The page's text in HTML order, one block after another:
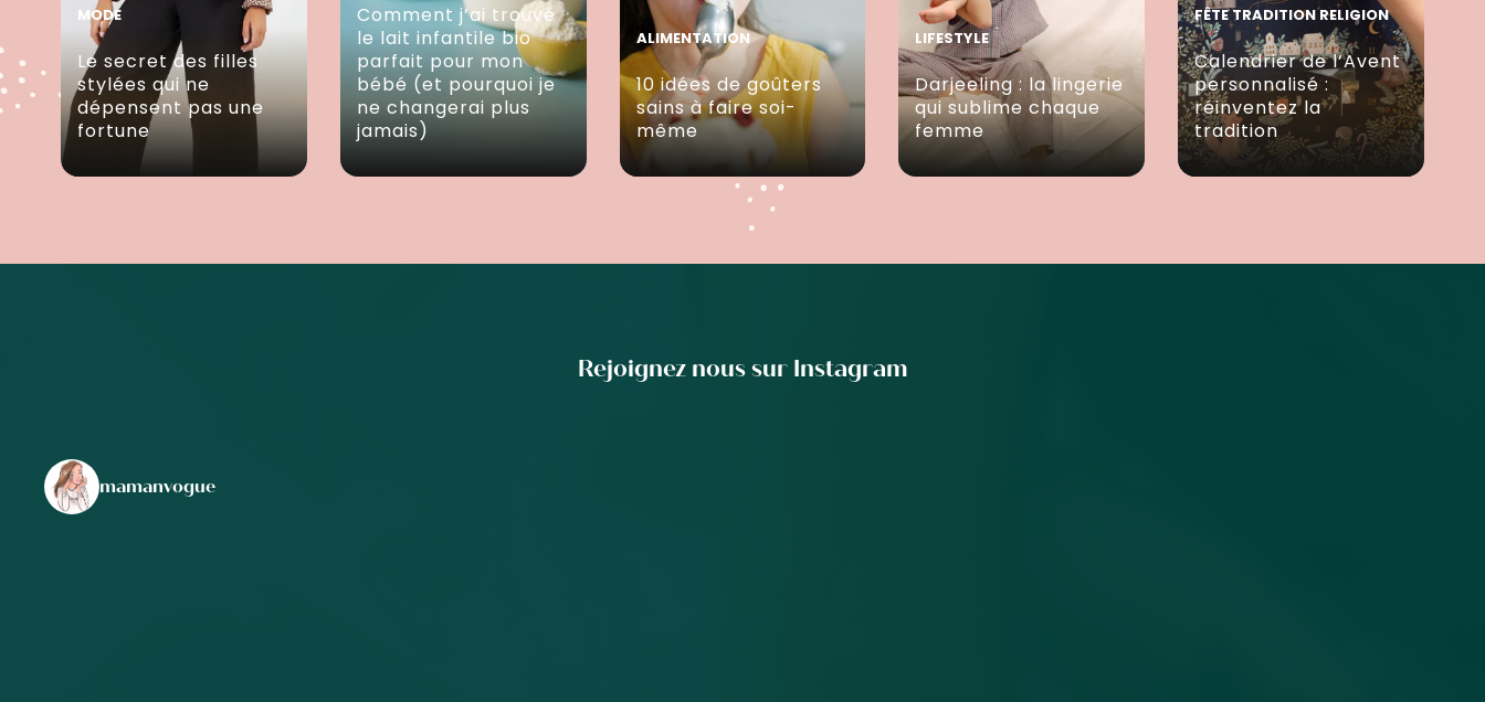
MODE
Le secret des filles
stylées qui ne
dépensent pas une
fortune
Comment j’ai trouvé
le lait infantile bio
parfait pour mon
bébé (et pourquoi je
ne changerai plus
jamais)
ALIMENTATION
10 idées de goûters
sains à faire soi-
même
LIFESTYLE
Darjeeling : la lingerie
qui sublime chaque
femme
FÊTE TRADITION RELIGION
Calendrier de l’Avent
personnalisé :
réinventez la
tradition
Rejoignez nous sur Instagram
mamanvogue